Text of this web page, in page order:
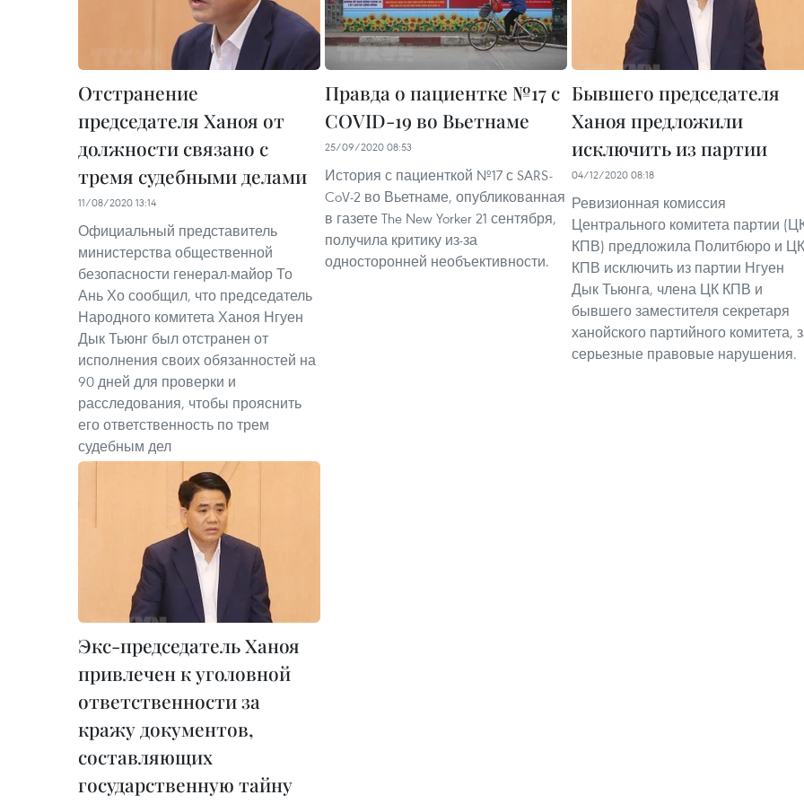
Отстранение
председателя Ханоя от
должности связано с
тремя судебными делами
11/08/2020 13:14
Официальный представитель
министерства общественной
безопасности генерал-майор То
Ань Хо сообщил, что председатель
Народного комитета Ханоя Нгуен
Дык Тьюнг был отстранен от
исполнения своих обязанностей на
90 дней для проверки и
расследования, чтобы прояснить
его ответственность по трем
судебным дел
Правда о пациентке №17 с
COVID-19 во Вьетнаме
25/09/2020 08:53
История с пациенткой №17 с SARS-
CoV-2 во Вьетнаме, опубликованная
в газете The New Yorker 21 сентября,
получила критику из-за
односторонней необъективности.
Бывшего председателя
Ханоя предложили
исключить из партии
04/12/2020 08:18
Ревизионная комиссия
Центрального комитета партии
КПВ) предложила Политбюро и ЦК
КПВ исключить из партии Нгуен
Дык Тьюнга, члена ЦК КПВ и
бывшего заместителя секретаря
ханойского партийного комитета,
серьезные правовые нарушения.
Экс-председатель Ханоя
привлечен к уголовной
ответственности за
кражу документов,
составляющих
государственную тайну